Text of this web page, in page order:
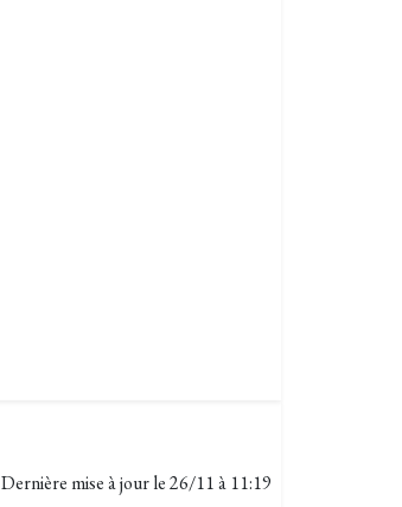
Dernière mise à jour le26/11 à 11:19